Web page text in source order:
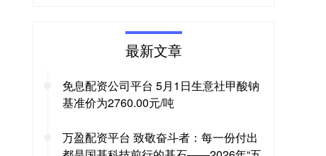
最新文章
免息配资公司平台 5月1日生意社甲酸钠
基准价为2760.00元/吨
万盈配资平台 致敬奋斗者：每一份付出